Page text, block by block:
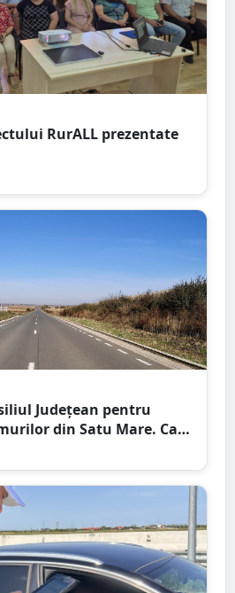
RurALL prezentate
Județean pentru
din Satu Mare. Care